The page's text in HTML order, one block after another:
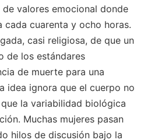
valores emocional donde
cuarenta y ocho horas.
casi religiosa, de que un
de los estándares
de muerte para una
idea ignora que el cuerpo no
la variabilidad biológica
Muchas mujeres pasan
hilos de discusión bajo la